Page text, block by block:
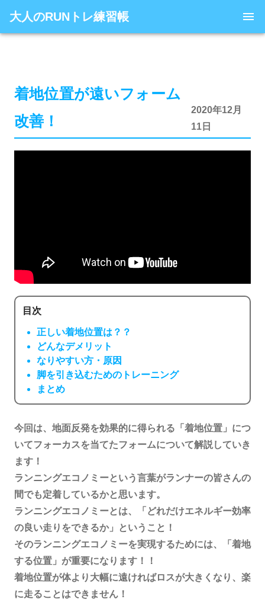
大人のRUNトレ練習帳
着地位置が遠いフォーム
改善！
2020年12月
11日
目次
正しい着地位置は？？
どんなデメリット
なりやすい方・原因
脚を引き込むためのトレーニング
まとめ
今回は、地面反発を効果的に得られる「着地位置」につ
いてフォーカスを当てたフォームについて解説していき
ます！
ランニングエコノミーという言葉がランナーの皆さんの
間でも定着しているかと思います。
ランニングエコノミーとは、「どれだけエネルギー効率
の良い走りをできるか」ということ！
そのランニングエコノミーを実現するためには、「着地
する位置」が重要になります！！
着地位置が体より大幅に遠ければロスが大きくなり、楽
に走ることはできません！